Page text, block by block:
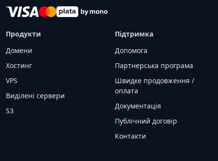
Продукти
Домени
Хостинг
VPS
Виділені сервери
S3
Підтримка
Допомога
Партнерська програма
Швидке продовження /
оплата
Документація
Публічний договір
Контакти